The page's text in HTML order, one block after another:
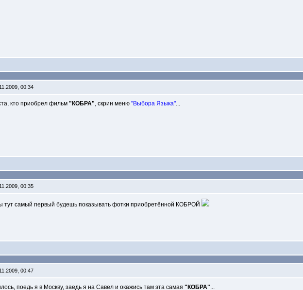
00:34
кто приобрел фильм "КОБРА", скрин меню "Выбора Языка"...
00:35
тут самый первый будешь показывать фотки приобретённой КОБРОЙ
00:47
поедь я в Москву, заедь я на Савел и окажись там эта самая "КОБРА"...